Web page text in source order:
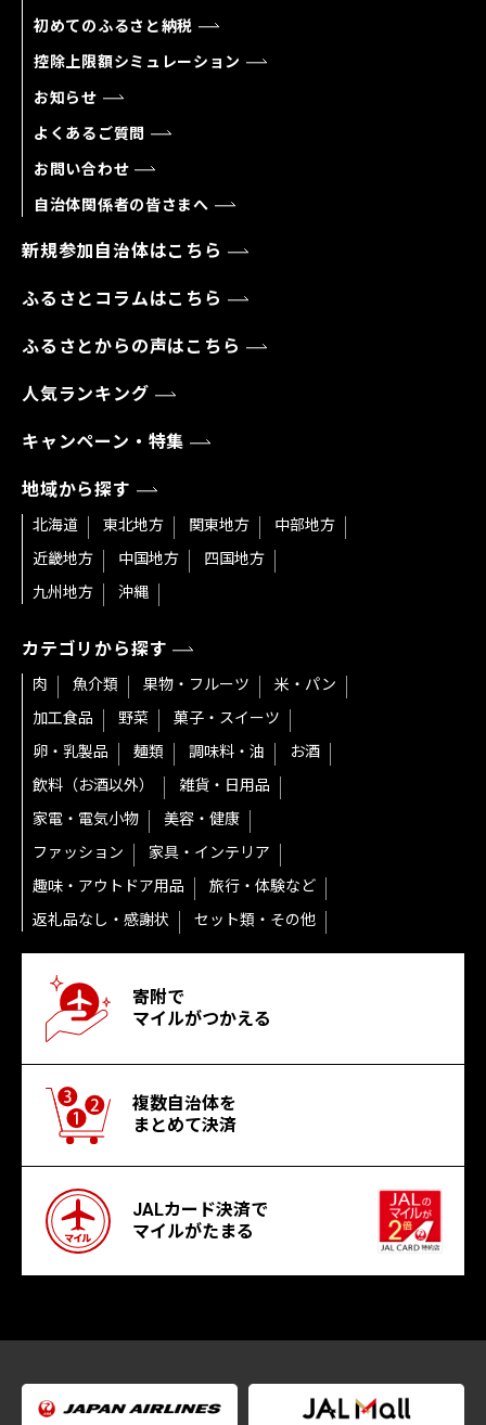
初めてのふるさと納税
控除上限額シミュレーション
お知らせ
よくあるご質問
お問い合わせ
自治体関係者の皆さまへ
新規参加自治体はこちら
ふるさとコラムはこちら
ふるさとからの声はこちら
人気ランキング
キャンペーン・特集
地域から探す
北海道 東北地方 関東地方
中部地方
近畿地方
中国地方
四国地方
九州地方
沖縄
カテゴリから探す
肉 魚介類 果物・フルーツ
米・パン
加工食品
野菜
菓子・スイーツ
卵・乳製品
麺類 調味料・油
お酒
飲料（お酒以外）
雑貨・日用品
家電・電気小物
美容・健康
ファッション
家具・インテリア
趣味・アウトドア用品
旅行・体験など
返礼品なし・感謝状
セット類・その他
寄附で
マイルがつかえる
複数自治体を
まとめて決済
JALカード決済で
マイルがたまる